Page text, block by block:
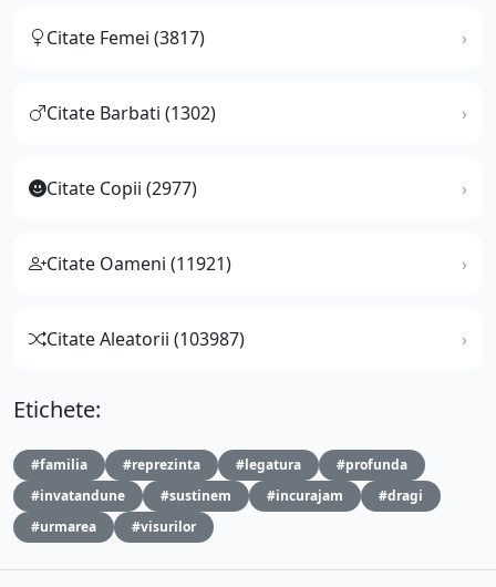
Citate Femei (3817)
Citate Barbati (1302)
Citate Copii (2977)
Citate Oameni (11921)
Citate Aleatorii (103987)
Etichete:
#familia #reprezinta #legatura
#profunda
#invatandune
#sustinem #incurajam
#dragi
#urmarea
#visurilor